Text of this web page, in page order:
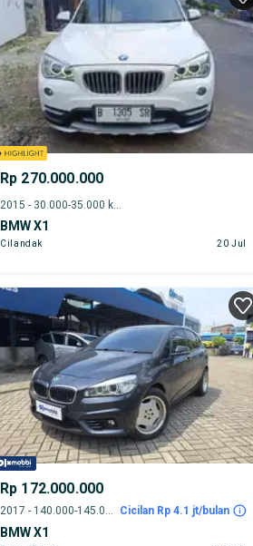
Rp 270.000.000
2015 - 30.000-35.000 km
BMW X1
Cilandak 20 Jul
Rp 172.000.000
2017 - 140.000-145.000 km Cicilan Rp 4.1 jt/bulan
BMW X1